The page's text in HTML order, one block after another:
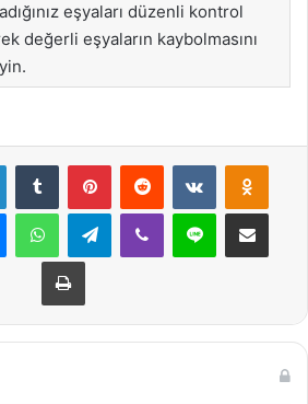
eşyaları düzenli kontrol
değerli eşyaların kaybolmasını
LinkedInTumblr PinterestReddit VKontakte
MessengerWhatsAppTelegramViber Line E-Posta ile
Yazdır